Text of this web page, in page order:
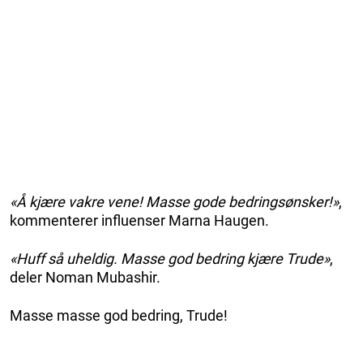
«Å kjære vakre vene! Masse gode bedringsønsker!»,
kommenterer influenser Marna Haugen.
«Huff så uheldig. Masse god bedring kjære Trude»,
deler Noman Mubashir.
Masse masse god bedring, Trude!